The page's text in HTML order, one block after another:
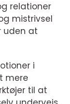
relationer
mistrivsel
uden at
i
mere
til at